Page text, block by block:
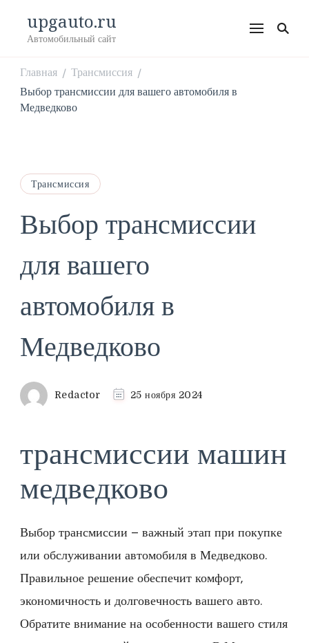
upgauto.ru
Автомобильный сайт
Главная / Трансмиссия /
Выбор трансмиссии для вашего автомобиля в
Медведково
Трансмиссия
Выбор трансмиссии
для вашего
автомобиля в
Медведково
Redactor 25 ноября 2024
трансмиссии машин
медведково
Выбор трансмиссии – важный этап при покупке
или обслуживании автомобиля в Медведково.
Правильное решение обеспечит комфорт‚
экономичность и долговечность вашего авто.
Обратите внимание на особенности вашего стиля